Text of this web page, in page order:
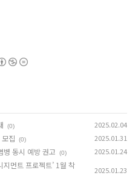
(0) 2025.02.04
집 (0) 2025.01.31
병 동시 예방 권고 (0) 2025.01.24
지먼트 프로젝트’ 1월 착
2025.01.23